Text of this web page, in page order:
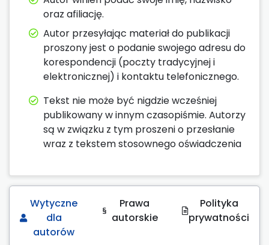
oraz afiliację.
Autor przesyłając materiał do publikacji
proszony jest o podanie swojego adresu do
korespondencji (poczty tradycyjnej i
elektronicznej) i kontaktu telefonicznego.
Tekst nie może być nigdzie wcześniej
publikowany w innym czasopiśmie. Autorzy
są w związku z tym proszeni o przesłanie
wraz z tekstem stosownego oświadczenia
Wytyczne
dla
autorów
Prawa
autorskie
Polityka
prywatności